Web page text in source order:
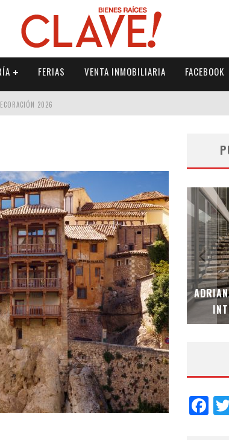
FERIAS VENTA INMOBILIARIA FACEBOOK
2026
2026
MUBB DESIGN STUDIO – ESPECIAL
& DECORACIÓN 2026